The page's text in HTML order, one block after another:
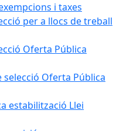
i taxes
per a llocs de treball
Oferta Pública
selecció Oferta Pública
estabilització Llei